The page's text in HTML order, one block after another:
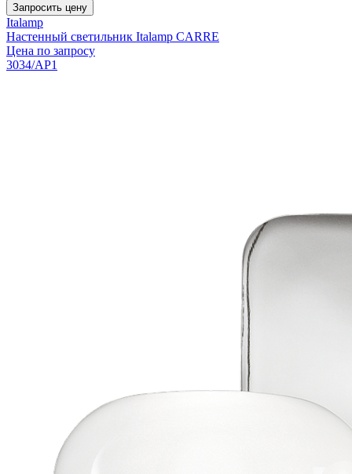
Запросить цену
Italamp
Настенный светильник Italamp CARRE
Цена по запросу
3034/AP1